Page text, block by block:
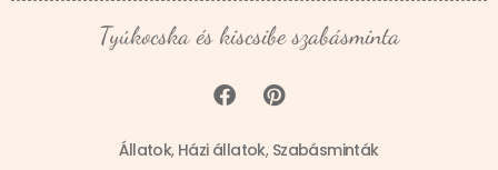
Tyúkocska és kiscsibe szabásminta
Állatok, Házi állatok, Szabásminták